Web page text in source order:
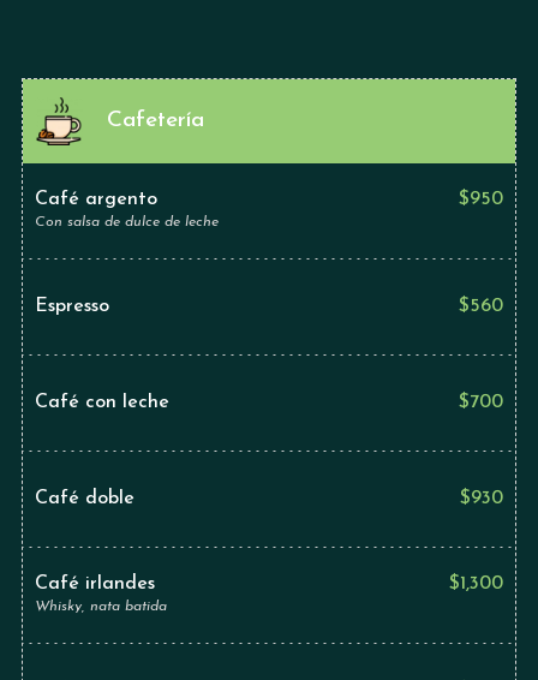
Cafetería
Café argento $950
Con salsa de dulce de leche
Espresso $560
Café con leche $700
Café doble $930
Café irlandes $1,300
Whisky, nata batida